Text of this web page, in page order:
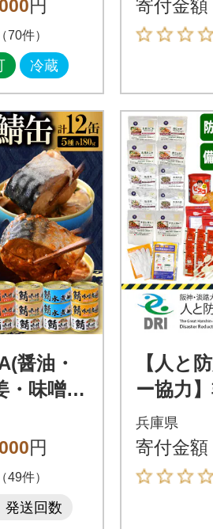
円
70件）
冷蔵
寄付金額
醤油・
・味噌
わりも
詰め込
缶
円
49件）
発送回数
【人と
ー協力
3日分
県産
兵庫県
寄付金額